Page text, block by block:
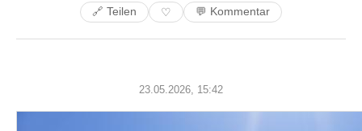
🔗 Teilen ♡ 💬 Kommentar
23.05.2026, 15:42